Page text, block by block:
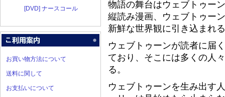
[DVD] ナースコール
お買い物方法について
送料に関して
お支払いについて
物語の舞台はウェブトゥー
縦読み漫画、ウェブトゥー
新鮮な世界観に引き込まれ
ウェブトゥーンが読者に届
ており、そこには多くの人
る。
ウェブトゥーンを生み出す